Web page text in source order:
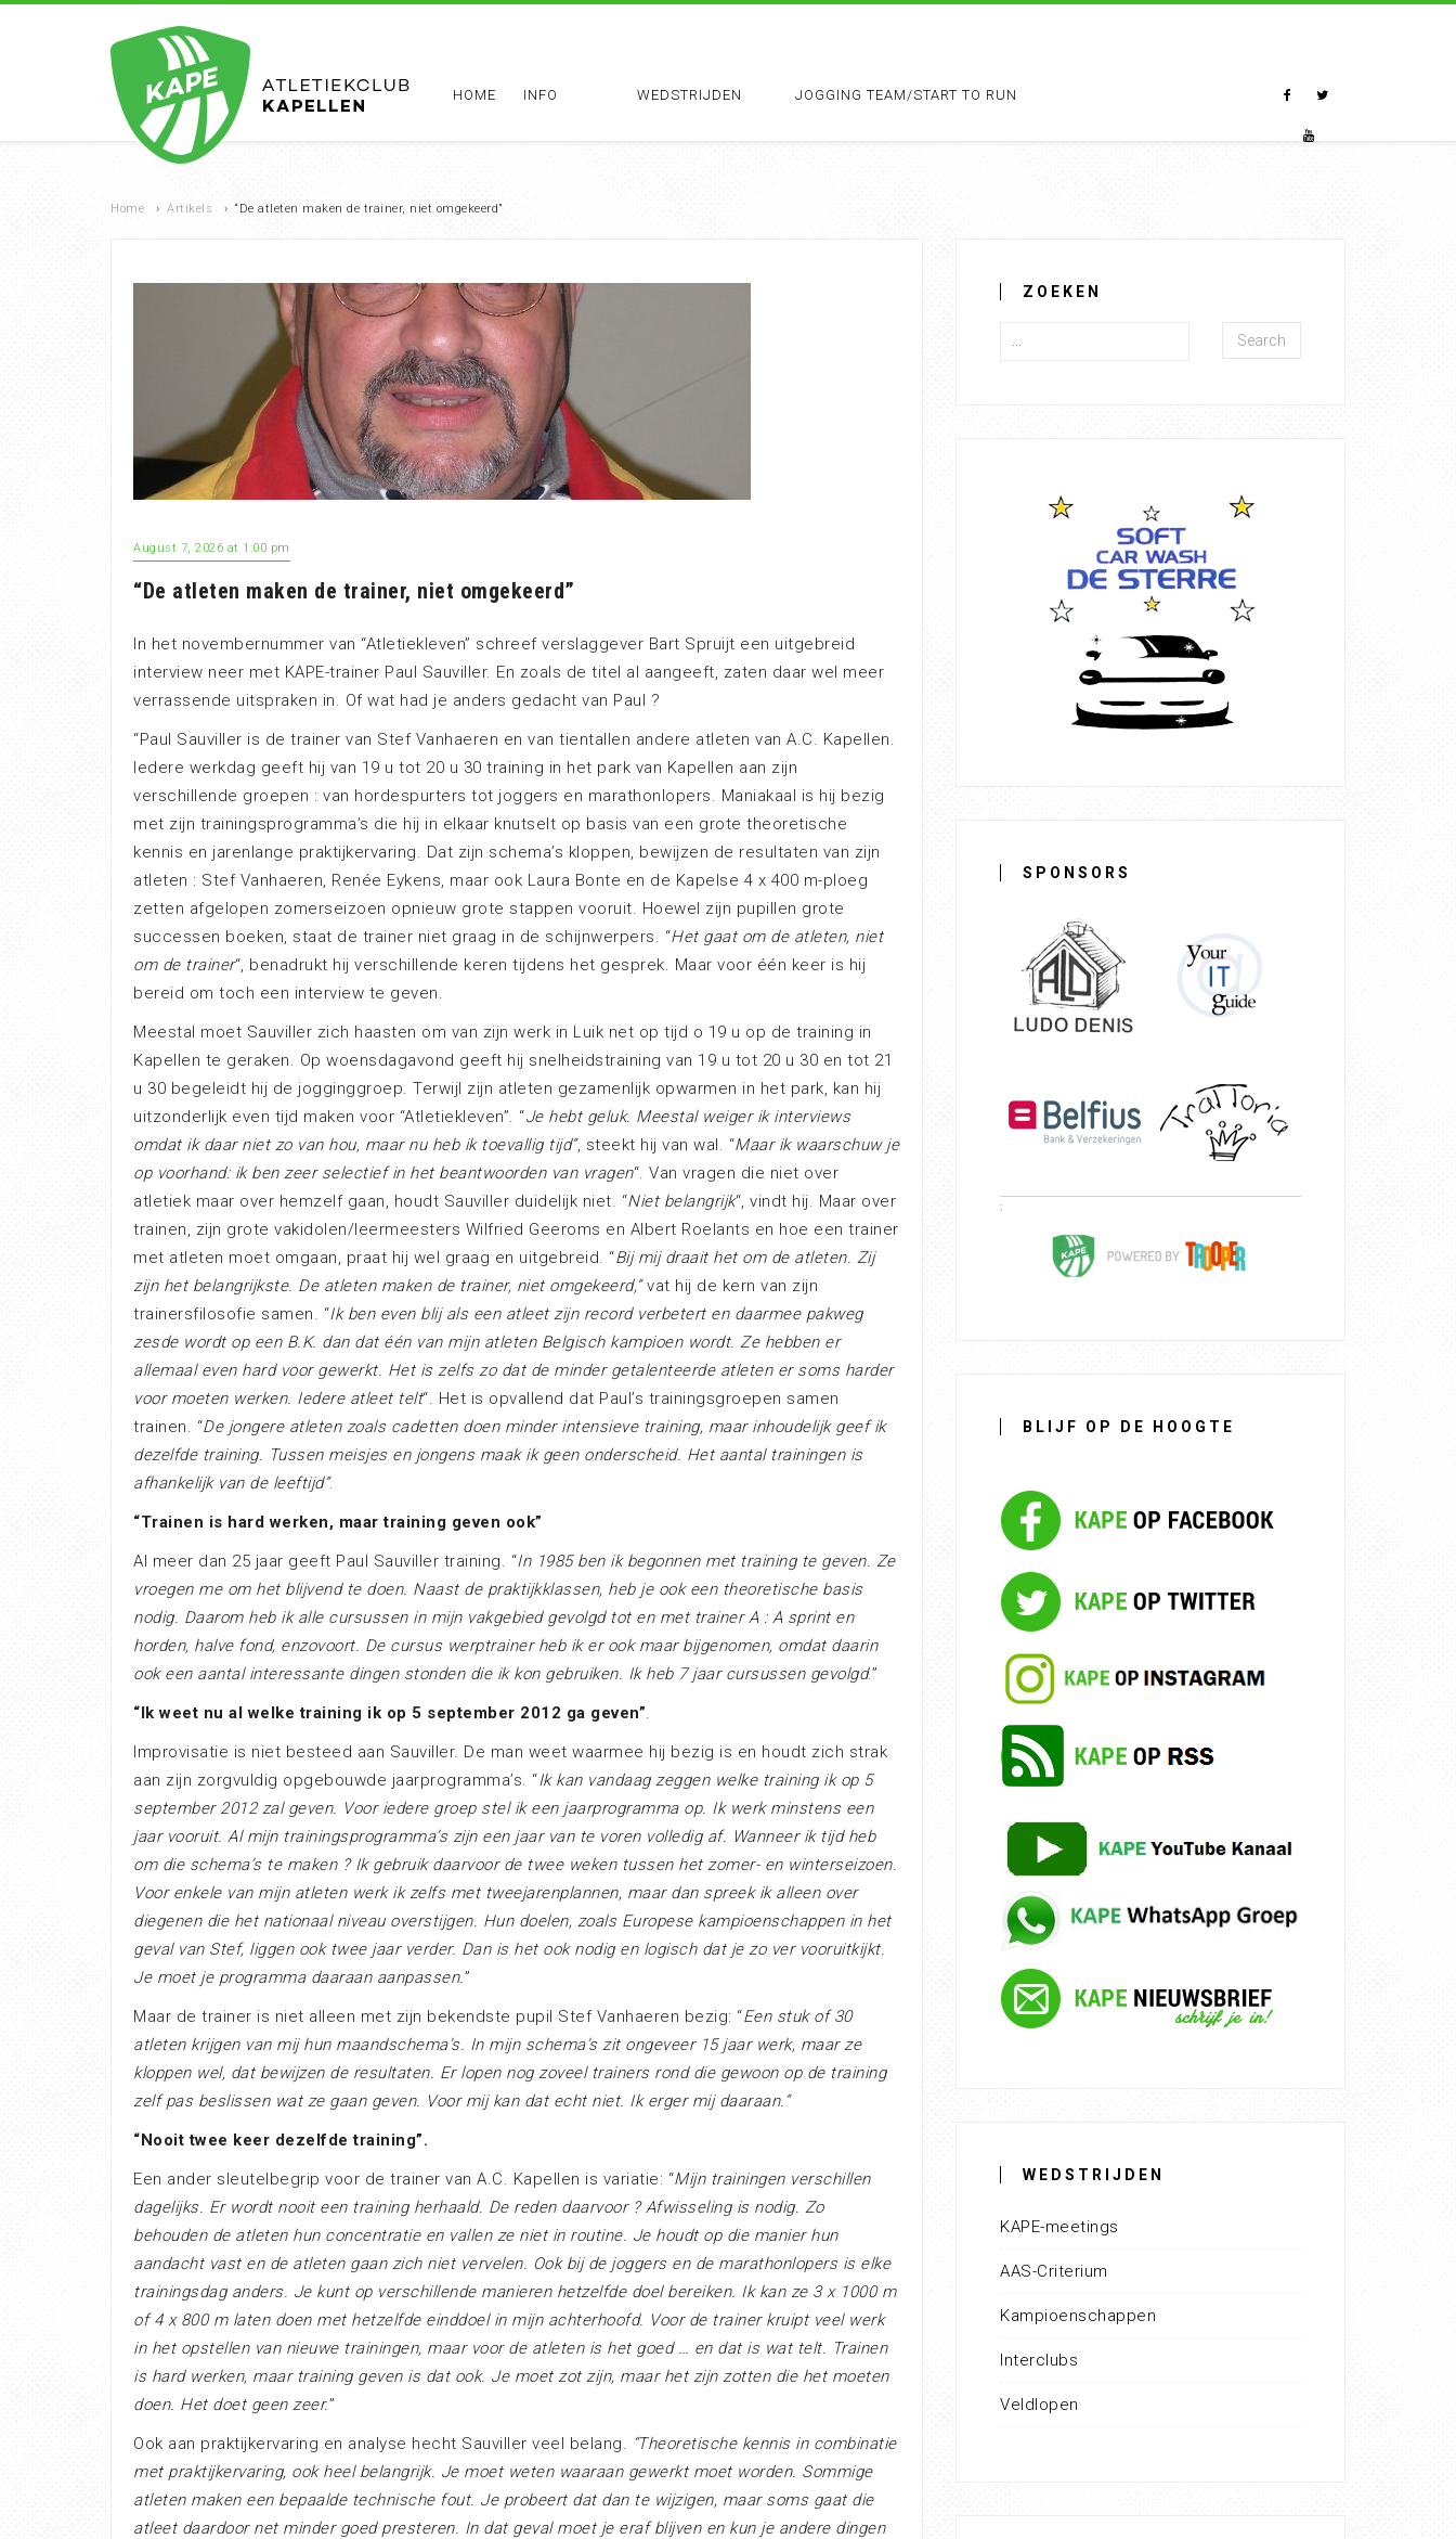
HOME INFO WEDSTRIJDEN JOGGING TEAM/START TO RUN
Home › Artikels › “De atleten maken de trainer, niet omgekeerd”
August 7, 2026 at 1:00 pm
“De atleten maken de trainer, niet omgekeerd”
In het novembernummer van “Atletiekleven” schreef verslaggever Bart Spruijt een uitgebreid
interview neer met KAPE-trainer Paul Sauviller. En zoals de titel al aangeeft, zaten daar wel meer
verrassende uitspraken in. Of wat had je anders gedacht van Paul ?
“Paul Sauviller is de trainer van Stef Vanhaeren en van tientallen andere atleten van A.C. Kapellen.
Iedere werkdag geeft hij van 19 u tot 20 u 30 training in het park van Kapellen aan zijn
verschillende groepen : van hordespurters tot joggers en marathonlopers. Maniakaal is hij bezig
met zijn trainingsprogramma’s die hij in elkaar knutselt op basis van een grote theoretische
kennis en jarenlange praktijkervaring. Dat zijn schema’s kloppen, bewijzen de resultaten van zijn
atleten : Stef Vanhaeren, Renée Eykens, maar ook Laura Bonte en de Kapelse 4 x 400 m-ploeg
zetten afgelopen zomerseizoen opnieuw grote stappen vooruit. Hoewel zijn pupillen grote
successen boeken, staat de trainer niet graag in de schijnwerpers. “Het gaat om de atleten, niet
om de trainer“, benadrukt hij verschillende keren tijdens het gesprek. Maar voor één keer is hij
bereid om toch een interview te geven.
Meestal moet Sauviller zich haasten om van zijn werk in Luik net op tijd o 19 u op de training in
Kapellen te geraken. Op woensdagavond geeft hij snelheidstraining van 19 u tot 20 u 30 en tot 21
u 30 begeleidt hij de jogginggroep. Terwijl zijn atleten gezamenlijk opwarmen in het park, kan hij
uitzonderlijk even tijd maken voor “Atletiekleven”. “Je hebt geluk. Meestal weiger ik interviews
omdat ik daar niet zo van hou, maar nu heb ik toevallig tijd”, steekt hij van wal. “Maar ik waarschuw je
op voorhand: ik ben zeer selectief in het beantwoorden van vragen“. Van vragen die niet over
atletiek maar over hemzelf gaan, houdt Sauviller duidelijk niet. “Niet belangrijk“, vindt hij. Maar over
trainen, zijn grote vakidolen/leermeesters Wilfried Geeroms en Albert Roelants en hoe een trainer
met atleten moet omgaan, praat hij wel graag en uitgebreid. “Bij mij draait het om de atleten. Zij
zijn het belangrijkste. De atleten maken de trainer, niet omgekeerd,”vat hij de kern van zijn
trainersfilosofie samen. “Ik ben even blij als een atleet zijn record verbetert en daarmee pakweg
zesde wordt op een B.K. dan dat één van mijn atleten Belgisch kampioen wordt. Ze hebben er
allemaal even hard voor gewerkt. Het is zelfs zo dat de minder getalenteerde atleten er soms harder
voor moeten werken. Iedere atleet telt“. Het is opvallend dat Paul’s trainingsgroepen samen
trainen. “De jongere atleten zoals cadetten doen minder intensieve training, maar inhoudelijk geef ik
dezelfde training. Tussen meisjes en jongens maak ik geen onderscheid. Het aantal trainingen is
afhankelijk van de leeftijd”.
“Trainen is hard werken, maar training geven ook”
Al meer dan 25 jaar geeft Paul Sauviller training. “In 1985 ben ik begonnen met training te geven. Ze
vroegen me om het blijvend te doen. Naast de praktijkklassen, heb je ook een theoretische basis
nodig. Daarom heb ik alle cursussen in mijn vakgebied gevolgd tot en met trainer A : A sprint en
horden, halve fond, enzovoort. De cursus werptrainer heb ik er ook maar bijgenomen, omdat daarin
ook een aantal interessante dingen stonden die ik kon gebruiken. Ik heb 7 jaar cursussen gevolgd.”
“Ik weet nu al welke training ik op 5 september 2012 ga geven”.
Improvisatie is niet besteed aan Sauviller. De man weet waarmee hij bezig is en houdt zich strak
aan zijn zorgvuldig opgebouwde jaarprogramma’s. “Ik kan vandaag zeggen welke training ik op 5
september 2012 zal geven. Voor iedere groep stel ik een jaarprogramma op. Ik werk minstens een
jaar vooruit. Al mijn trainingsprogramma’s zijn een jaar van te voren volledig af. Wanneer ik tijd heb
om die schema’s te maken ? Ik gebruik daarvoor de twee weken tussen het zomer- en winterseizoen.
Voor enkele van mijn atleten werk ik zelfs met tweejarenplannen, maar dan spreek ik alleen over
diegenen die het nationaal niveau overstijgen. Hun doelen, zoals Europese kampioenschappen in het
geval van Stef, liggen ook twee jaar verder. Dan is het ook nodig en logisch dat je zo ver vooruitkijkt.
Je moet je programma daaraan aanpassen.”
Maar de trainer is niet alleen met zijn bekendste pupil Stef Vanhaeren bezig: “Een stuk of 30
atleten krijgen van mij hun maandschema’s. In mijn schema’s zit ongeveer 15 jaar werk, maar ze
kloppen wel, dat bewijzen de resultaten. Er lopen nog zoveel trainers rond die gewoon op de training
zelf pas beslissen wat ze gaan geven. Voor mij kan dat echt niet. Ik erger mij daaraan.”
“Nooit twee keer dezelfde training”.
Een ander sleutelbegrip voor de trainer van A.C. Kapellen is variatie: “Mijn trainingen verschillen
dagelijks. Er wordt nooit een training herhaald. De reden daarvoor ? Afwisseling is nodig. Zo
behouden de atleten hun concentratie en vallen ze niet in routine. Je houdt op die manier hun
aandacht vast en de atleten gaan zich niet vervelen. Ook bij de joggers en de marathonlopers is elke
trainingsdag anders. Je kunt op verschillende manieren hetzelfde doel bereiken. Ik kan ze 3 x 1000 m
of 4 x 800 m laten doen met hetzelfde einddoel in mijn achterhoofd. Voor de trainer kruipt veel werk
in het opstellen van nieuwe trainingen, maar voor de atleten is het goed … en dat is wat telt. Trainen
is hard werken, maar training geven is dat ook. Je moet zot zijn, maar het zijn zotten die het moeten
doen. Het doet geen zeer.”
Ook aan praktijkervaring en analyse hecht Sauviller veel belang. “Theoretische kennis in combinatie
met praktijkervaring, ook heel belangrijk. Je moet weten waaraan gewerkt moet worden. Sommige
atleten maken een bepaalde technische fout. Je probeert dat dan te wijzigen, maar soms gaat die
atleet daardoor net minder goed presteren. In dat geval moet je eraf blijven en kun je andere dingen
ZOEKEN
Search
SPONSORS
BLIJF OP DE HOOGTE
WEDSTRIJDEN
KAPE-meetings
AAS-Criterium
Kampioenschappen
Interclubs
Veldlopen